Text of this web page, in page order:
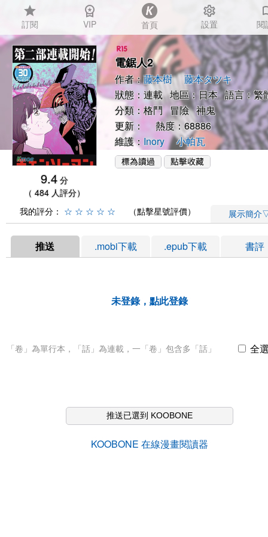
star
訂閱
workspace_premium
VIP 首頁
settings
設置 閱
9.4 分
（ 484 人評分）
電鋸人2
作者：藤本樹
藤本タツキ
狀態：連載 地區：日本 語言：繁
分類：格鬥 冒險 神鬼
更新： 熱度：68886
維護： Inory 小帕瓦
我的評分： ☆ ☆ ☆ ☆ ☆ （點擊星號評價） 展示簡介
推送 .mobi下載 .epub下載 書評
未登錄，點此登錄
「卷」為單行本，「話」為連載，一「卷」包含多「話」 全
推送已選到 KOOBONE
KOOBONE 在線漫畫閱讀器